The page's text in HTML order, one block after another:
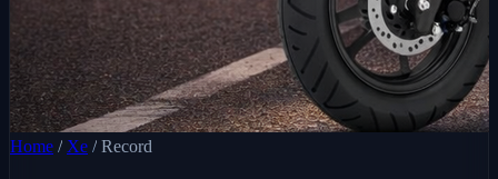
Home / Xe / Record